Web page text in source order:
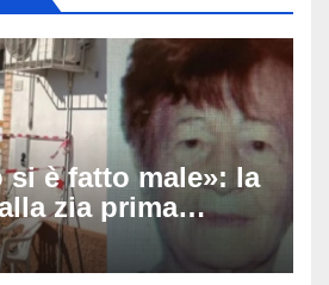
si è fatto male»: la
zia prima
arrestato il 25enne
la nonna ad